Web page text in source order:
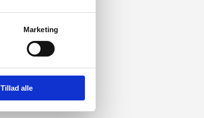
Marketing
Tillad alle